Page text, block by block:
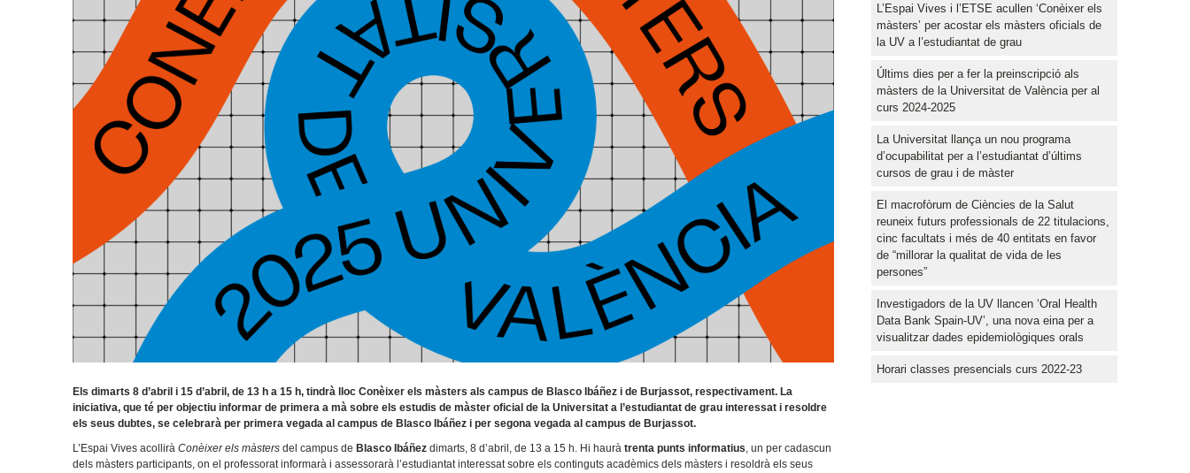
Els dimarts 8 d’abril i 15 d’abril, de 13 h a 15 h, tindrà lloc Conèixer els màsters als campus de Blasco Ibáñez i de Burjassot, respectivament. La
iniciativa, que té per objectiu informar de primera a mà sobre els estudis de màster oficial de la Universitat a l’estudiantat de grau interessat i resoldre
els seus dubtes, se celebrarà per primera vegada al campus de Blasco Ibáñez i per segona vegada al campus de Burjassot.
L’Espai Vives acolliràConèixer els màsters del campus de Blasco Ibáñez dimarts, 8 d’abril, de 13 a 15 h. Hi hauràtrenta punts informatius, un per cadascun
dels màsters participants, on el professorat informarà i assessorarà l’estudiantat interessat sobre els continguts acadèmics dels màsters i resoldrà els seus
L’Espai Vives i l’ETSE acullen ‘Conèixer els
màsters’ per acostar els màsters oficials de
la UV a l’estudiantat de grau
Últims dies per a fer la preinscripció als
màsters de la Universitat de València per al
curs 2024-2025
La Universitat llança un nou programa
d’ocupabilitat per a l’estudiantat d’últims
cursos de grau i de màster
El macrofòrum de Ciències de la Salut
reuneix futurs professionals de 22 titulacions,
cinc facultats i més de 40 entitats en favor
de “millorar la qualitat de vida de les
persones”
Investigadors de la UV llancen ‘Oral Health
Data Bank Spain-UV’, una nova eina per a
visualitzar dades epidemiològiques orals
Horari classes presencials curs 2022-23